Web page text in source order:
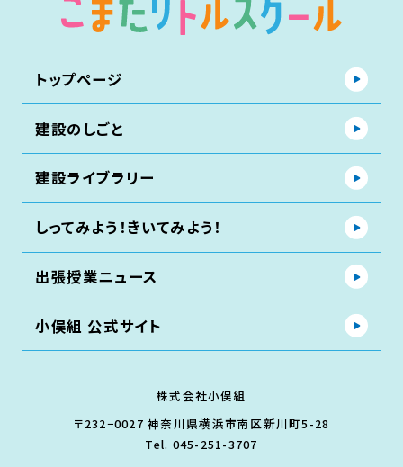
トップページ
建設のしごと
建設ライブラリー
しってみよう！きいてみよう！
出張授業ニュース
小俣組 公式サイト
株式会社小俣組
〒232−0027 神奈川県横浜市南区新川町5-28
Tel. 045-251-3707